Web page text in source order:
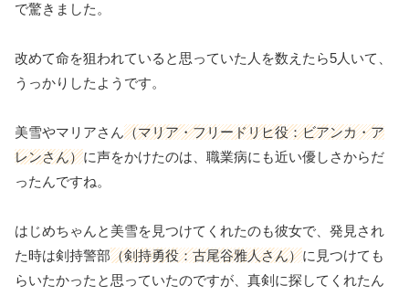
で驚きました。
改めて命を狙われていると思っていた人を数えたら5人いて、
うっかりしたようです。
美雪やマリアさん（マリア・フリードリヒ役：ビアンカ・ア
レンさん）に声をかけたのは、職業病にも近い優しさからだ
ったんですね。
はじめちゃんと美雪を見つけてくれたのも彼女で、発見され
た時は剣持警部（剣持勇役：古尾谷雅人さん）に見つけても
らいたかったと思っていたのですが、真剣に探してくれたん